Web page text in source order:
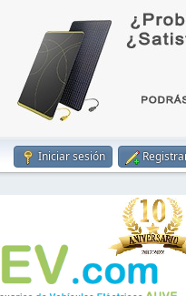
Iniciar sesión